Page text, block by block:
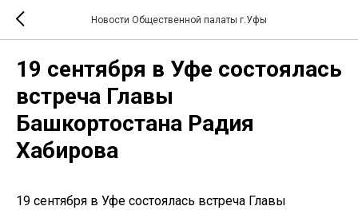
Новости Общественной палаты г.Уфы
19 сентября в Уфе состоялась
встреча Главы
Башкортостана Радия
Хабирова
19 сентября в Уфе состоялась встреча Главы